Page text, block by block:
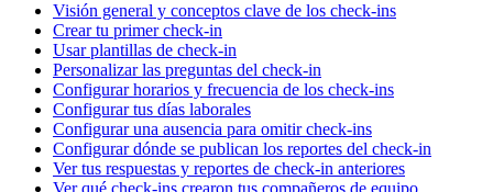
Visión general y conceptos clave de los check-ins
Crear tu primer check-in
Usar plantillas de check-in
Personalizar las preguntas del check-in
Configurar horarios y frecuencia de los check-ins
Configurar tus días laborales
Configurar una ausencia para omitir check-ins
Configurar dónde se publican los reportes del check-in
Ver tus respuestas y reportes de check-in anteriores
Ver qué check-ins crearon tus compañeros de equipo